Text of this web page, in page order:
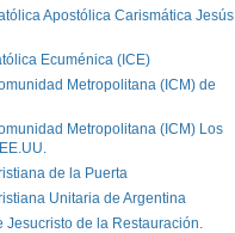
Apostólica Carismática Jesús
Ecuménica (ICE)
Metropolitana (ICM) de
Metropolitana (ICM) Los
de la Puerta
Unitaria de Argentina
Jesucristo de la Restauración.